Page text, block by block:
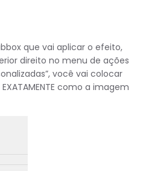
que vai aplicar o efeito,
direito no menu de ações
você vai colocar
como a imagem